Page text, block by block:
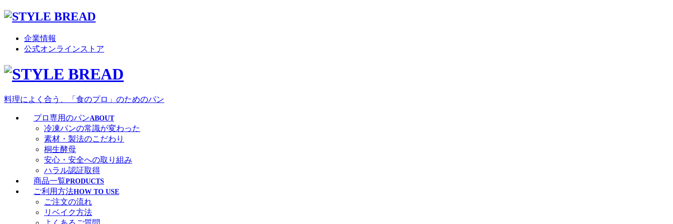
企業情報
公式オンラインストア
料理によく合う、「食のプロ」のためのパン
プロ専用のパンABOUT
冷凍パンの常識が変わった
素材・製法のこだわり
桐生酵母
安心・安全への取り組み
ハラル認証取得
商品一覧PRODUCTS
ご利用方法HOW TO USE
ご注文の流れ
リベイク方法